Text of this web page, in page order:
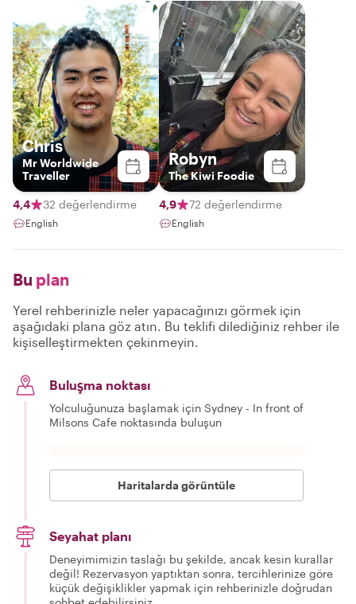
Chris
Mr Worldwide
Traveller
4,4 32 değerlendirme
English
Robyn
The Kiwi Foodie
4,9 72 değerlendirme
English
Bu plan
Yerel rehberinizle neler yapacağınızı görmek için
aşağıdaki plana göz atın. Bu teklifi dilediğiniz rehber ile
kişiselleştirmekten çekinmeyin.
Buluşma noktası
Yolculuğunuza başlamak için Sydney - In front of
Milsons Cafe noktasında buluşun
Haritalarda görüntüle
Seyahat planı
Deneyimimizin taslağı bu şekilde, ancak kesin kurallar
değil! Rezervasyon yaptıktan sonra, tercihlerinize göre
küçük değişiklikler yapmak için rehberinizle doğrudan